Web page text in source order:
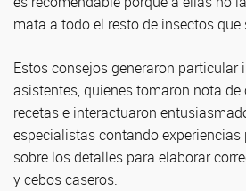
mata a todo el resto de insectos que
Estos consejos generaron particular
asistentes, quienes tomaron nota
recetas e interactuaron
especialistas contando
sobre los detalles para elaborar
y cebos caseros.